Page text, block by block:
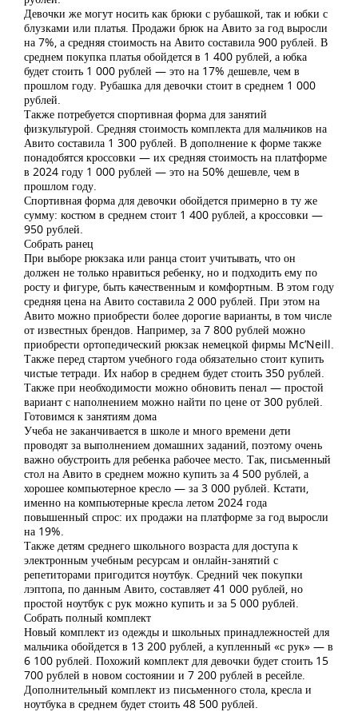
Девочки же могут носить как брюки с рубашкой, так и юбки с
блузками или платья. Продажи брюк на Авито за год выросли
на 7%, а средняя стоимость на Авито составила 900 рублей. В
среднем покупка платья обойдется в 1 400 рублей, а юбка
будет стоить 1 000 рублей — это на 17% дешевле, чем в
прошлом году. Рубашка для девочки стоит в среднем 1 000
рублей.
Также потребуется спортивная форма для занятий
физкультурой. Средняя стоимость комплекта для мальчиков на
Авито составила 1 300 рублей. В дополнение к форме также
понадобятся кроссовки — их средняя стоимость на платформе
в 2024 году 1 000 рублей — это на 50% дешевле, чем в
прошлом году.
Спортивная форма для девочки обойдется примерно в ту же
сумму: костюм в среднем стоит 1 400 рублей, а кроссовки —
950 рублей.
Собрать ранец
При выборе рюкзака или ранца стоит учитывать, что он
должен не только нравиться ребенку, но и подходить ему по
росту и фигуре, быть качественным и комфортным. В этом году
средняя цена на Авито составила 2 000 рублей. При этом на
Авито можно приобрести более дорогие варианты, в том числе
от известных брендов. Например, за 7 800 рублей можно
приобрести ортопедический рюкзак немецкой фирмы Mc’Neill.
Также перед стартом учебного года обязательно стоит купить
чистые тетради. Их набор в среднем будет стоить 350 рублей.
Также при необходимости можно обновить пенал — простой
вариант с наполнением можно найти по цене от 300 рублей.
Готовимся к занятиям дома
Учеба не заканчивается в школе и много времени дети
проводят за выполнением домашних заданий, поэтому очень
важно обустроить для ребенка рабочее место. Так, письменный
стол на Авито в среднем можно купить за 4 500 рублей, а
хорошее компьютерное кресло — за 3 000 рублей. Кстати,
именно на компьютерные кресла летом 2024 года
повышенный спрос: их продажи на платформе за год выросли
на 19%.
Также детям среднего школьного возраста для доступа к
электронным учебным ресурсам и онлайн-занятий с
репетиторами пригодится ноутбук. Средний чек покупки
лэптопа, по данным Авито, составляет 41 000 рублей, но
простой ноутбук с рук можно купить и за 5 000 рублей.
Собрать полный комплект
Новый комплект из одежды и школьных принадлежностей для
мальчика обойдется в 13 200 рублей, а купленный «с рук» — в
6 100 рублей. Похожий комплект для девочки будет стоить 15
700 рублей в новом состоянии и 7 200 рублей в ресейле.
Дополнительный комплект из письменного стола, кресла и
ноутбука в среднем будет стоить 48 500 рублей.